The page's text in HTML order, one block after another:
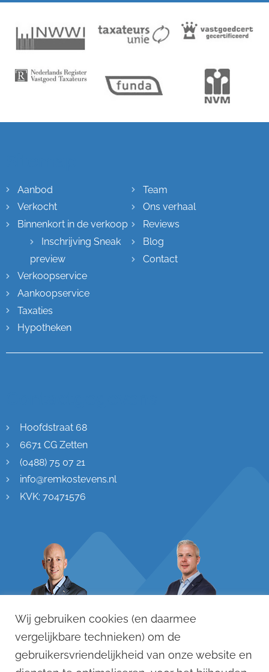
Aanbod
Verkocht
Binnenkort in de verkoop
Inschrijving Sneak
preview
Verkoopservice
Aankoopservice
Taxaties
Hypotheken
Team
Ons verhaal
Reviews
Blog
Contact
Hoofdstraat 68
6671 CG Zetten
(0488) 75 07 21
info@remkostevens.nl
KVK: 70471576
Remko Stevens Dennis Versteegen
Wij gebruiken cookies (en daarmee
vergelijkbare technieken) om de
gebruikersvriendelijkheid van onze website en